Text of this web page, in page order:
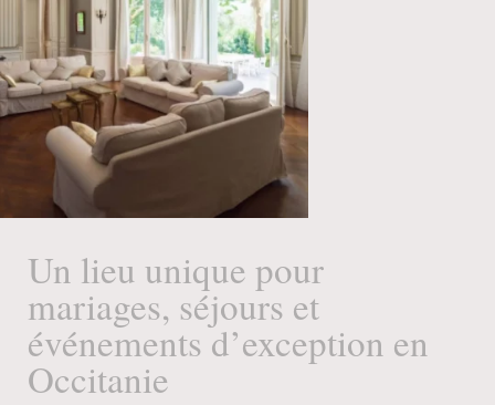
Un lieu unique pour
mariages, séjours et
événements d’exception en
Occitanie